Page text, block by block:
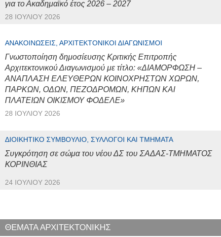
για το Ακαδημαϊκό έτος 2026 – 2027
28 ΙΟΥΛΊΟΥ 2026
ΑΝΑΚΟΙΝΏΣΕΙΣ, ΑΡΧΙΤΕΚΤΟΝΙΚΟΊ ΔΙΑΓΩΝΙΣΜΟΊ
Γνωστοποίηση δημοσίευσης Κριτικής Επιτροπής
Αρχιτεκτονικού Διαγωνισμού με τίτλο: «ΔΙΑΜΟΡΦΩΣΗ –
ΑΝΑΠΛΑΣΗ ΕΛΕΥΘΕΡΩΝ ΚΟΙΝΟΧΡΗΣΤΩΝ ΧΩΡΩΝ,
ΠΑΡΚΩΝ, ΟΔΩΝ, ΠΕΖΟΔΡΟΜΩΝ, ΚΗΠΩΝ ΚΑΙ
ΠΛΑΤΕΙΩΝ ΟΙΚΙΣΜΟΥ ΦΟΔΕΛΕ»
28 ΙΟΥΛΊΟΥ 2026
ΔΙΟΙΚΗΤΙΚΌ ΣΥΜΒΟΎΛΙΟ, ΣΎΛΛΟΓΟΙ ΚΑΙ ΤΜΉΜΑΤΑ
Συγκρότηση σε σώμα του νέου ΔΣ του ΣΑΔΑΣ-ΤΜΗΜΑΤΟΣ
ΚΟΡΙΝΘΙΑΣ
24 ΙΟΥΛΊΟΥ 2026
ΘΕΜΑΤΑ ΑΡΧΙΤΕΚΤΟΝΙΚΗΣ